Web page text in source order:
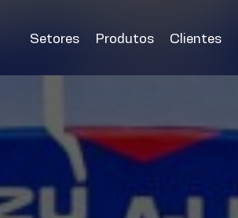
Setores
Produtos Clientes